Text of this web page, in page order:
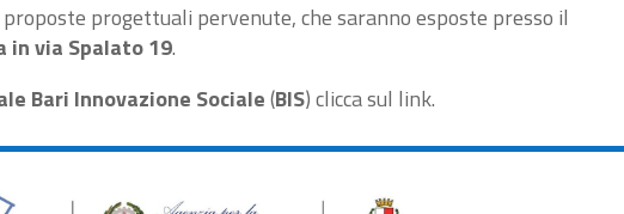
progettuali pervenute, che saranno esposte presso il
in via Spalato 19.
Bari Innovazione Sociale(BIS) clicca sul link.